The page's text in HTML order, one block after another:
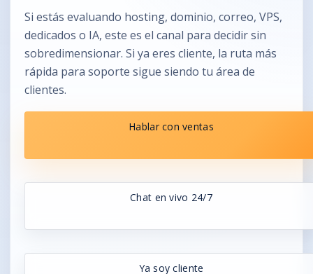
Si estás evaluando hosting, dominio, correo, VPS,
dedicados o IA, este es el canal para decidir sin
sobredimensionar. Si ya eres cliente, la ruta más
rápida para soporte sigue siendo tu área de
clientes.
Hablar con ventas
Chat en vivo 24/7
Ya soy cliente